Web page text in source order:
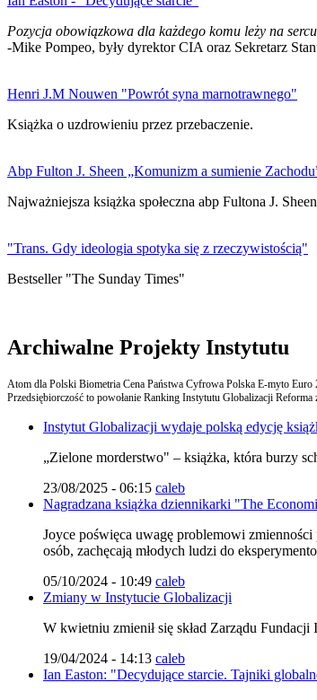
Pozycja obowiązkowa dla każdego komu leży na
-Mike Pompeo, były dyrektor CIA oraz Sekretarz
Henri J.M Nouwen "Powrót syna marnotrawnego"
Książka o uzdrowieniu przez przebaczenie.
Abp Fulton J. Sheen „Komunizm a sumienie
Najważniejsza książka społeczna abp Fultona J.
"Trans. Gdy ideologia spotyka się z rzeczywistością"
Bestseller "The Sunday Times"
Archiwalne Projekty Instytutu
Atom dla Polski Biometria Cena Państwa Cyfrowa Polska E-myto
Przedsiębiorczość to powołanie Ranking Instytutu Globalizacji
Instytut Globalizacji wydaje polską edycję
„Zielone morderstwo" – książka, która burzy
23/08/2025 - 06:15 caleb
Nagradzana książka dziennikarki "The
Joyce poświęca uwagę problemowi
osób, zachęcają młodych ludzi do
05/10/2024 - 10:49 caleb
Zmiany w Instytucie Globalizacji
W kwietniu zmienił się skład Zarządu
19/04/2024 - 14:13 caleb
Ian Easton: "Decydujące starcie. Tajniki